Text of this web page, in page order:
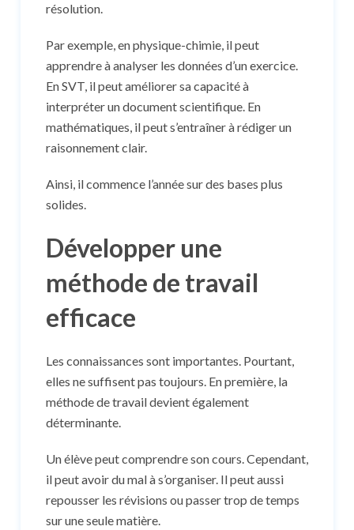
résolution.
Par exemple, en physique-chimie, il peut
apprendre à analyser les données d’un exercice.
En SVT, il peut améliorer sa capacité à
interpréter un document scientifique. En
mathématiques, il peut s’entraîner à rédiger un
raisonnement clair.
Ainsi, il commence l’année sur des bases plus
solides.
Développer une
méthode de travail
efficace
Les connaissances sont importantes. Pourtant,
elles ne suffisent pas toujours. En première, la
méthode de travail devient également
déterminante.
Un élève peut comprendre son cours. Cependant,
il peut avoir du mal à s’organiser. Il peut aussi
repousser les révisions ou passer trop de temps
sur une seule matière.